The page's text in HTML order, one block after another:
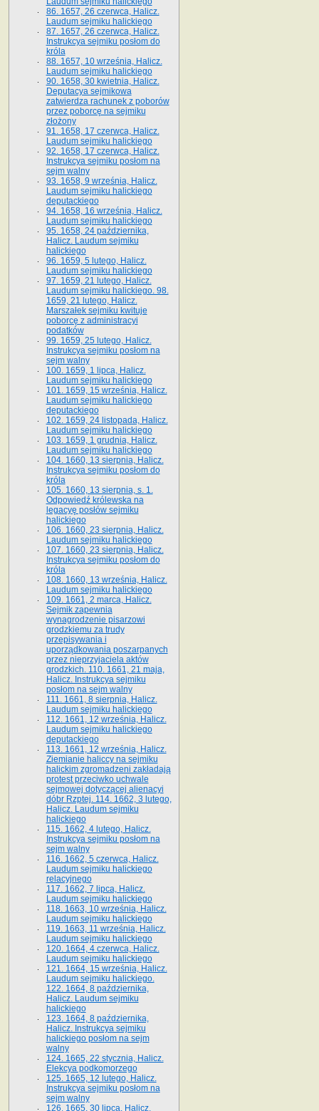
86. 1657, 26 czerwca, Halicz.
Laudum sejmiku halickiego
87. 1657, 26 czerwca, Halicz.
Instrukcya sejmiku posłom do
króla
88. 1657, 10 września, Halicz.
Laudum sejmiku halickiego
90. 1658, 30 kwietnia, Halicz.
Deputacya sejmikowa
zatwierdza rachunek z poborów
przez poborcę na sejmiku
złożony
91. 1658, 17 czerwca, Halicz.
Laudum sejmiku halickiego
92. 1658, 17 czerwca, Halicz.
Instrukcya sejmiku posłom na
sejm walny
93. 1658, 9 września, Halicz.
Laudum sejmiku halickiego
deputackiego
94. 1658, 16 września, Halicz.
Laudum sejmiku halickiego
95. 1658, 24 października,
Halicz. Laudum sejmiku
halickiego
96. 1659, 5 lutego, Halicz.
Laudum sejmiku halickiego
97. 1659, 21 lutego, Halicz.
Laudum sejmiku halickiego. 98.
1659, 21 lutego, Halicz.
Marszałek sejmiku kwituje
poborcę z administracyi
podatków
99. 1659, 25 lutego, Halicz.
Instrukcya sejmiku posłom na
sejm walny
100. 1659, 1 lipca, Halicz.
Laudum sejmiku halickiego
101. 1659, 15 września, Halicz.
Laudum sejmiku halickiego
deputackiego
102. 1659, 24 listopada, Halicz.
Laudum sejmiku halickiego
103. 1659, 1 grudnia, Halicz.
Laudum sejmiku halickiego
104. 1660, 13 sierpnia, Halicz.
Instrukcya sejmiku posłom do
króla
105. 1660, 13 sierpnia, s. 1.
Odpowiedź królewska na
legacyę posłów sejmiku
halickiego
106. 1660, 23 sierpnia, Halicz.
Laudum sejmiku halickiego
107. 1660, 23 sierpnia, Halicz.
Instrukcya sejmiku posłom do
króla
108. 1660, 13 września, Halicz.
Laudum sejmiku halickiego
109. 1661, 2 marca, Halicz.
Sejmik zapewnia
wynagrodzenie pisarzowi
grodzkiemu za trudy
przepisywania i
uporządkowania poszarpanych
przez nieprzyjaciela aktów
grodzkich. 110. 1661, 21 maja,
Halicz. Instrukcya sejmiku
posłom na sejm walny
111. 1661, 8 sierpnia, Halicz.
Laudum sejmiku halickiego
112. 1661, 12 września, Halicz.
Laudum sejmiku halickiego
deputackiego
113. 1661, 12 września, Halicz.
Ziemianie haliccy na sejmiku
halickim zgromadzeni zakładają
protest przeciwko uchwale
sejmowej dotyczącej alienacyi
dóbr Rzptej. 114. 1662, 3 lutego,
Halicz. Laudum sejmiku
halickiego
115. 1662, 4 lutego, Halicz.
Instrukcya sejmiku posłom na
sejm walny
116. 1662, 5 czerwca, Halicz.
Laudum sejmiku halickiego
relacyjnego
117. 1662, 7 lipca, Halicz.
Laudum sejmiku halickiego
118. 1663, 10 września, Halicz.
Laudum sejmiku halickiego
119. 1663, 11 września, Halicz.
Laudum sejmiku halickiego
120. 1664, 4 czerwca, Halicz.
Laudum sejmiku halickiego
121. 1664, 15 września, Halicz.
Laudum sejmiku halickiego.
122. 1664, 8 października,
Halicz. Laudum sejmiku
halickiego
123. 1664, 8 października,
Halicz. Instrukcya sejmiku
halickiego posłom na sejm
walny
124. 1665, 22 stycznia, Halicz.
Elekcya podkomorzego
125. 1665, 12 lutego, Halicz.
Instrukcya sejmiku posłom na
sejm walny
126. 1665, 30 lipca, Halicz.